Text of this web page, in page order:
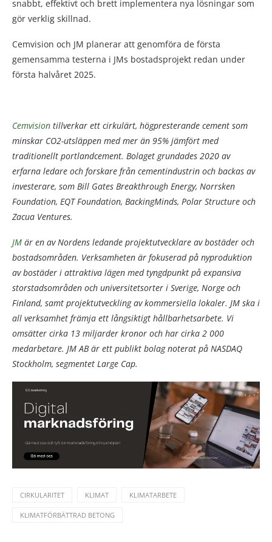
snabbt, effektivt och brett implementera nya lösningar som
gör verklig skillnad.
Cemvision och JM planerar att genomföra de första
gemensamma testerna i JMs bostadsprojekt redan under
första halvåret 2025.
Cemvision tillverkar ett cirkulärt, högpresterande cement som
minskar CO2-utsläppen med mer än 95% jämfört med
traditionellt portlandcement. Bolaget grundades 2020 av
erfarna ledare och forskare från cementindustrin och backas av
investerare, som Bill Gates Breakthrough Energy, Norrsken
Foundation, EQT Foundation, BackingMinds, Polar Structure och
Zacua Ventures.
JM är en av Nordens ledande projektutvecklare av bostäder och
bostadsområden. Verksamheten är fokuserad på nyproduktion
av bostäder i attraktiva lägen med tyngdpunkt på expansiva
storstadsområden och universitetsorter i Sverige, Norge och
Finland, samt projektutveckling av kommersiella lokaler. JM ska i
all verksamhet främja ett långsiktigt hållbarhetsarbete. Vi
omsätter cirka 13 miljarder kronor och har cirka 2 000
medarbetare. JM AB är ett publikt bolag noterat på NASDAQ
Stockholm, segmentet Large Cap.
CIRKULARITET KLIMAT KLIMATARBETE
KLIMATFÖRBÄTTRAD BETONG